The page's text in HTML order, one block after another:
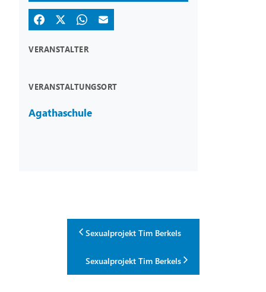
VERANSTALTER
VERANSTALTUNGSORT
Agathaschule
Sexualprojekt Tim Berkels
Sexualprojekt Tim Berkels